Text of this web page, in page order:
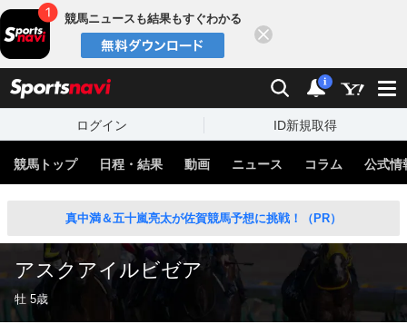
競馬ニュースも結果もすぐわかる
検索 通知
i
ログイン ID新規取得
競馬トップ 日程・結果 動画 ニュース コラム 公式情
真中満＆五十嵐亮太が佐賀競馬予想に挑戦！（PR）
アスクアイルビゼア
牡 5歳